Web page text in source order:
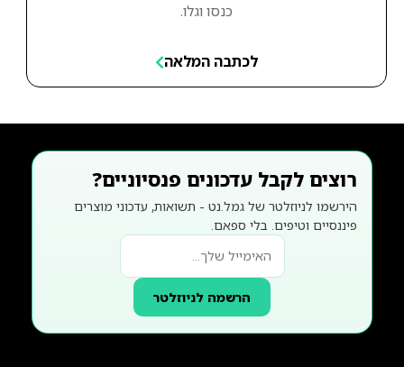
כנסו וגלו.
לכתבה המלאה
רוצים לקבל עדכונים פנסיוניים?
הירשמו לניוזלטר של גמל.נט - תשואות, עדכוני מוצרים
פיננסיים וטיפים. בלי ספאם.
הרשמה לניוזלטר